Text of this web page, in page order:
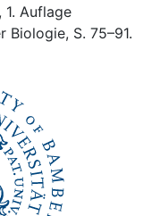
, 1. Auflage
Biologie, S. 75–91.